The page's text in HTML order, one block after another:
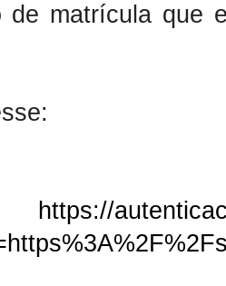
de matrícula que
https://